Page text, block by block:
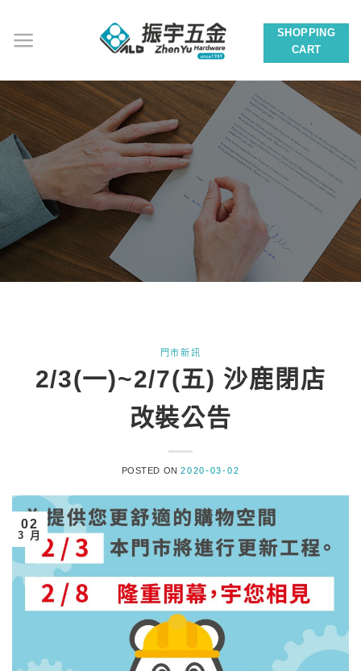
content
SHOPPING
CART
門市新訊
2/3(一)~2/7(五) 沙鹿閉店
改裝公告
POSTED ON2020-03-02
02
3 月